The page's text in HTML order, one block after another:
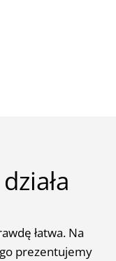
łatwa. Na
prezentujemy